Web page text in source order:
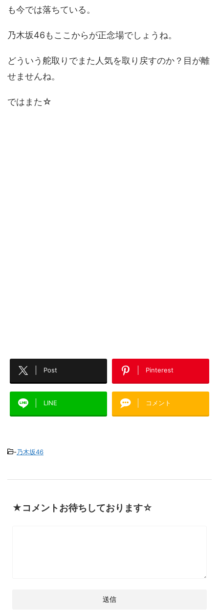
も今では落ちている。
乃木坂46もここからが正念場でしょうね。
どういう舵取りでまた人気を取り戻すのか？目が離
せませんね。
ではまた☆
Post Pinterest
LINE コメント
-乃木坂46
★コメントお待ちしております☆